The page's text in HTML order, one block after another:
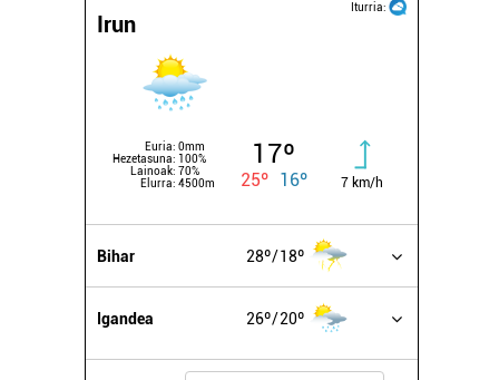
Iturria:
Irun
Euria: 0mm
Hezetasuna: 100%
Lainoak: 70%
Elurra: 4500m
17º
25º 16º 7 km/h
Bihar 28º 18º
Igandea 26º 20º